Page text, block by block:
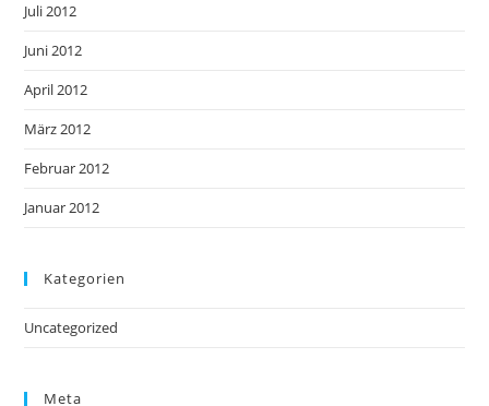
Juli 2012
Juni 2012
April 2012
März 2012
Februar 2012
Januar 2012
Kategorien
Uncategorized
Meta